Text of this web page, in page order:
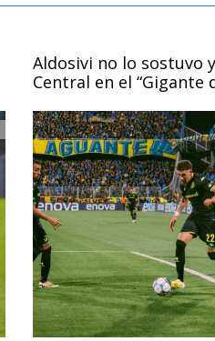
Aldosivi no lo sostuvo
Central en el “Gigante